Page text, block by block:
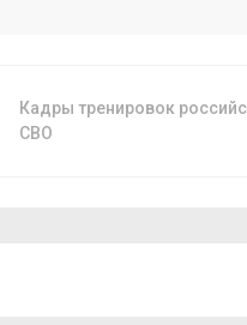
Кадры тренировок
СВО